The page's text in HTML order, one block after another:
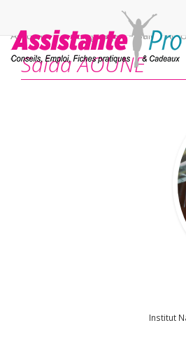
Accueil > Témoiagnages > Saida
Saida AOUNE
Institut